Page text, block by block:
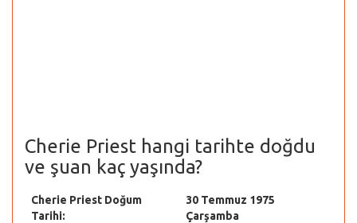
Cherie Priest hangi tarihte doğdu
ve şuan kaç yaşında?
Cherie Priest Doğum
Tarihi:
30 Temmuz 1975
Çarşamba